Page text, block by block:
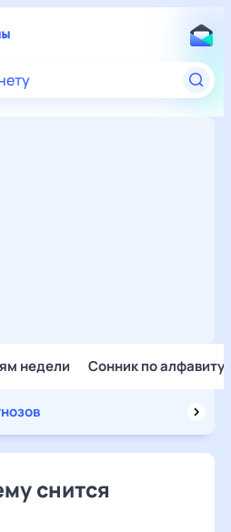
недели Сонник по алфавиту
снится